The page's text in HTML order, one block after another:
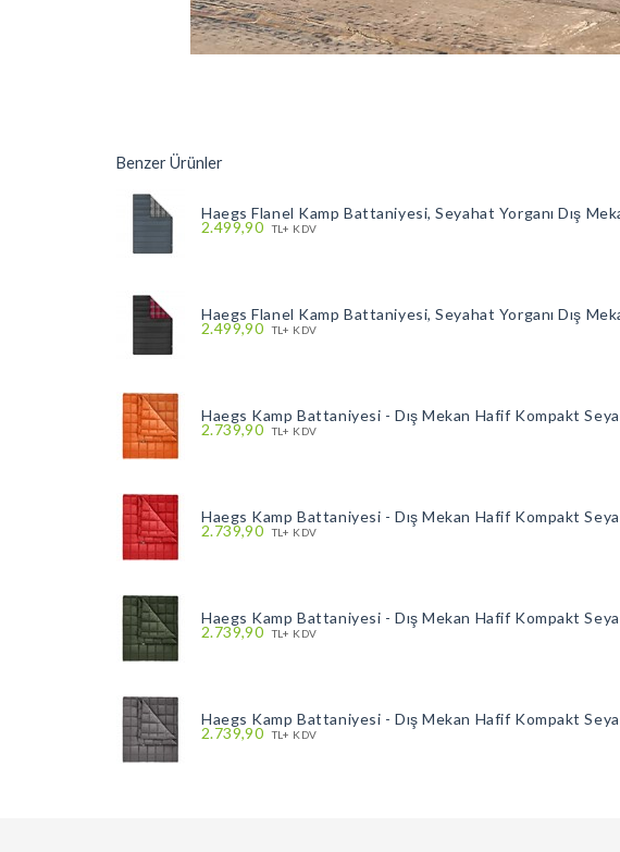
Benzer Ürünler
Haegs Flanel Kamp Battaniyesi, Seyahat Yorganı Dış
2.499,90 TL+ KDV
Haegs Flanel Kamp Battaniyesi, Seyahat Yorganı Dış
2.499,90 TL+ KDV
Haegs Kamp Battaniyesi - Dış Mekan Hafif Kompakt
2.739,90 TL+ KDV
Haegs Kamp Battaniyesi - Dış Mekan Hafif Kompakt
2.739,90 TL+ KDV
Haegs Kamp Battaniyesi - Dış Mekan Hafif Kompakt
2.739,90 TL+ KDV
Haegs Kamp Battaniyesi - Dış Mekan Hafif Kompakt
2.739,90 TL+ KDV